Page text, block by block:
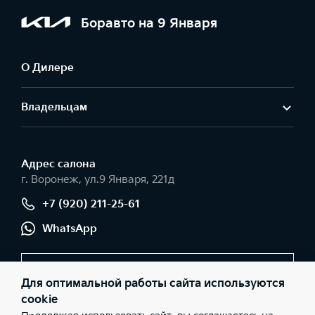
Боравто на 9 Января
О Дилере
Владельцам
Адрес салонa
г. Воронеж, ул.9 Января, 221д
+7 (920) 211-25-61
WhatsApp
Заказать звонок
Для оптимальной работы сайта используются
cookie